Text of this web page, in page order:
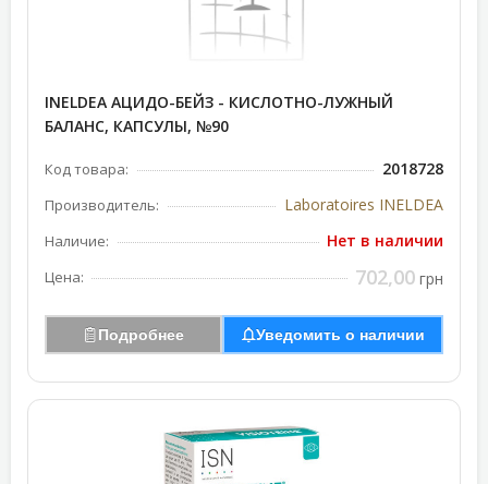
INELDEA АЦИДО-БЕЙЗ - КИСЛОТНО-ЛУЖНЫЙ
БАЛАНС, КАПСУЛЫ, №90
Код товара: 2018728
Производитель: Laboratoires INELDEA
Наличие: Нет в наличии
Цена: 702,00 грн
Подробнее Уведомить о наличии